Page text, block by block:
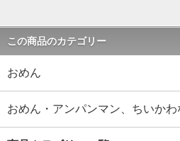
この商品のカテゴリー
おめん
おめん・アンパンマン、ちいか